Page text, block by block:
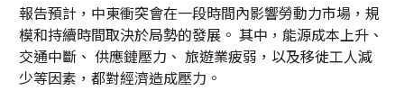
報告預計，中東衝突會在一段時間內影響勞動力市場，規
模和持續時間取決於局勢的發展。 其中，能源成本上升、
交通中斷、 供應鏈壓力、 旅遊業疲弱，以及移徙工人減
少等因素，都對經濟造成壓力。